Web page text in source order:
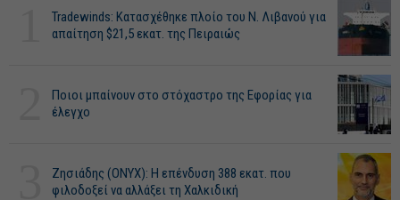
Tradewinds: Κατασχέθηκε πλοίο του Ν. Λιβανού για
απαίτηση $21,5 εκατ. της Πειραιώς
Ποιοι μπαίνουν στο στόχαστρο της Εφορίας για
έλεγχο
Ζησιάδης (ONYX): Η επένδυση 388 εκατ. που
φιλοδοξεί να αλλάξει τη Χαλκιδική